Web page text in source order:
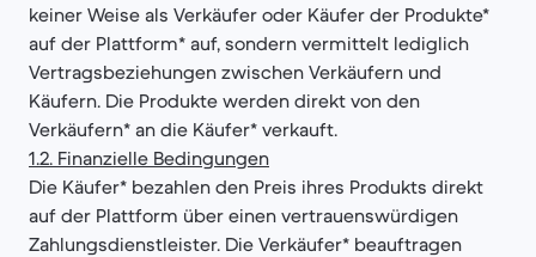
keiner Weise als Verkäufer oder Käufer der Produkte*
auf der Plattform* auf, sondern vermittelt lediglich
Vertragsbeziehungen zwischen Verkäufern und
Käufern. Die Produkte werden direkt von den
Verkäufern* an die Käufer* verkauft.
1.2. Finanzielle Bedingungen
Die Käufer* bezahlen den Preis ihres Produkts direkt
auf der Plattform über einen vertrauenswürdigen
Zahlungsdienstleister. Die Verkäufer* beauftragen